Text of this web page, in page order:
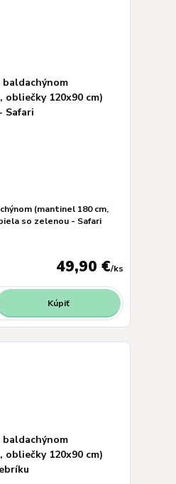
(mantinel 180 cm,
so zelenou - Safari
49,90 €/ks
Kúpiť